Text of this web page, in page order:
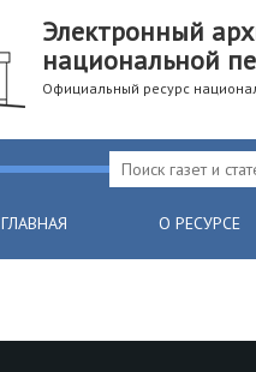
Электронный
национальной
Официальный ресурс
ГЛАВНАЯ О РЕСУРСЕ